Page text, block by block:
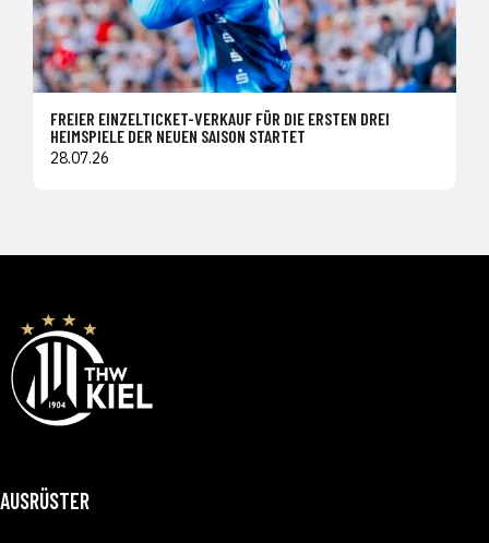
FREIER EINZELTICKET-VERKAUF FÜR DIE ERSTEN DREI
HEIMSPIELE DER NEUEN SAISON STARTET
28.07.26
AUSRÜSTER